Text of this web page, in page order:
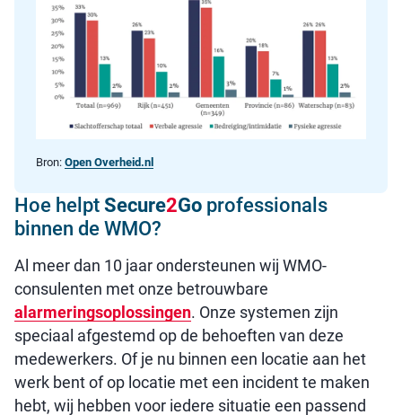
Bron: Open Overheid.nl
Hoe helptSecure2Go professionals
binnen de WMO?
Al meer dan 10 jaar ondersteunen wij WMO-
consulenten met onze betrouwbare
alarmeringsoplossingen. Onze systemen zijn
speciaal afgestemd op de behoeften van deze
medewerkers. Of je nu binnen een locatie aan het
werk bent of op locatie met een incident te maken
hebt, wij hebben voor iedere situatie een passend